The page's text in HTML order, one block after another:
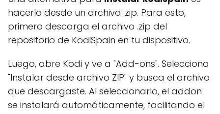
hacerlo desde un archivo .zip. Para esto,
primero descarga el archivo .zip del
repositorio de KodiSpain en tu dispositivo.
Luego, abre Kodi y ve a "Add-ons". Selecciona
"Instalar desde archivo ZIP" y busca el archivo
que descargaste. Al seleccionarlo, el addon
se instalará automáticamente, facilitando el